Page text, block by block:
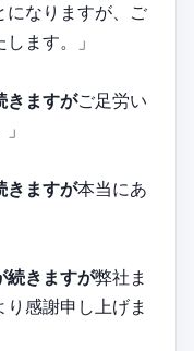
になりますが、ご
ます。」
きますがご足労い
きますが本当にあ
続きますが弊社ま
感謝申し上げま